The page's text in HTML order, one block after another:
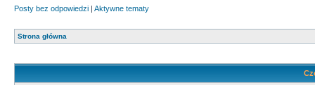
Posty bez odpowiedzi | Aktywne tematy
Strona główna